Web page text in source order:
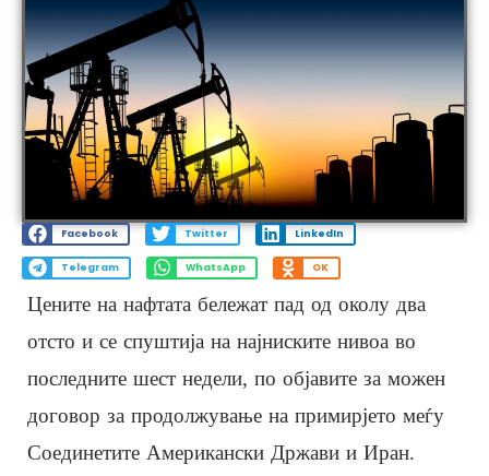
Facebook Twitter LinkedIn
Telegram WhatsApp OK
Цените на нафтата бележат пад од околу два
отсто и се спуштија на најниските нивоа во
последните шест недели, по објавите за можен
договор за продолжување на примирјето меѓу
Соединетите Американски Држави и Иран.